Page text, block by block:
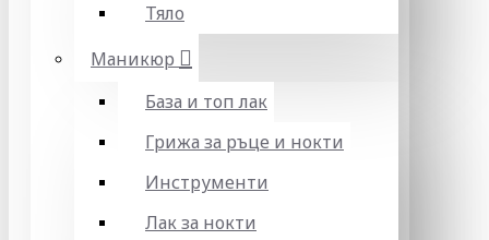
Тяло
Маникюр
База и топ лак
Грижа за ръце и нокти
Инструменти
Лак за нокти